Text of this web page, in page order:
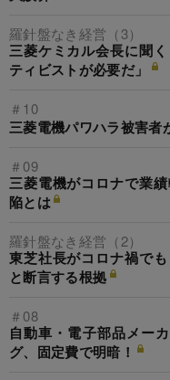
羅針盤なき経営（3）
三菱ケミカル会長に聞
ティビストが必要だ」
＃10
三菱電機パワハラ被害者
＃09
三菱電機がコロナで業
陥とは
羅針盤なき経営（2）
東芝社長がコロナ禍で
と断言する根拠
＃08
自動車・電子部品メー
グ、固定費で明暗！